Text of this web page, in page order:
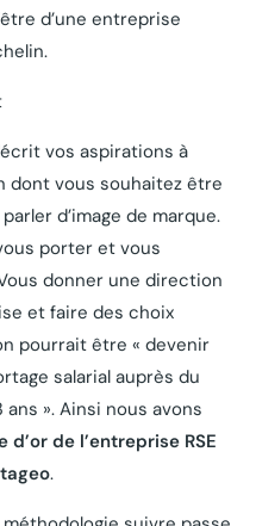
d’une entreprise
vos aspirations à
dont vous souhaitez être
d’image de marque.
porter et vous
donner une direction
et faire des choix
pourrait être « devenir
salarial auprès du
ans ». Ainsi nous avons
d’or de l’entreprise RSE
.